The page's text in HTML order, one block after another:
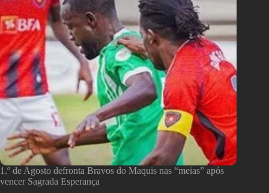
1.º de Agosto defronta Bravos do Maquis nas “meias” após
vencer Sagrada Esperança